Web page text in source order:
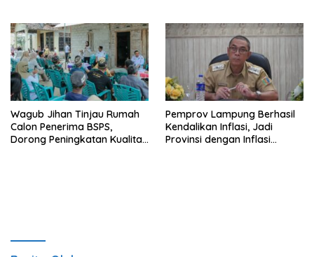
Spesifikasi
Wagub Jihan Tinjau Rumah
Calon Penerima BSPS,
Dorong Peningkatan Kualitas
Pemprov Lampung Berhasil
Kendalikan Inflasi, Jadi
Provinsi dengan Inflasi